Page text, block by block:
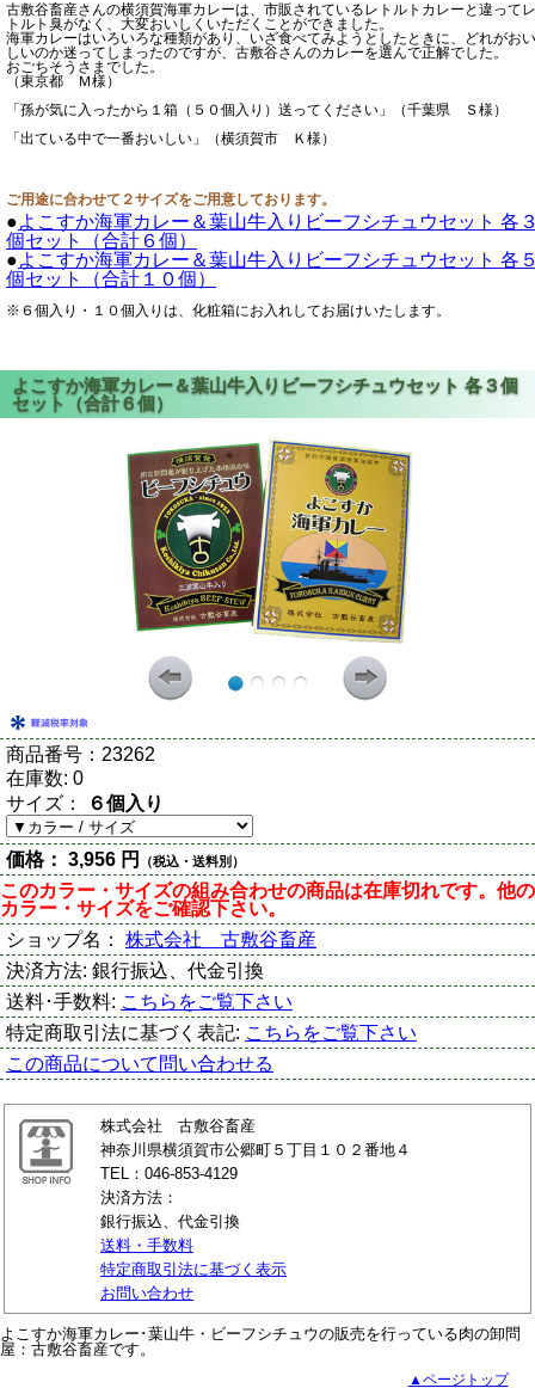
古敷谷畜産さんの横須賀海軍カレーは、市販されているレトルトカレーと違ってレ
トルト臭がなく、大変おいしくいただくことができました。
海軍カレーはいろいろな種類があり、いざ食べてみようとしたときに、どれがおい
しいのか迷ってしまったのですが、古敷谷さんのカレーを選んで正解でした。
おごちそうさまでした。
（東京都 Ｍ様）
「孫が気に入ったから１箱（５０個入り）送ってください」（千葉県 Ｓ様）
「出ている中で一番おいしい」（横須賀市 Ｋ様）
ご用途に合わせて２サイズをご用意しております。
●よこすか海軍カレー＆葉山牛入りビーフシチュウセット 各
個セット（合計６個）
●よこすか海軍カレー＆葉山牛入りビーフシチュウセット 各
個セット（合計１０個）
※６個入り・１０個入りは、化粧箱にお入れしてお届けいたします。
商品番号： 23262
在庫数: 0
サイズ： ６個入り
価格： 3,956 円 （税込・送料別）
このカラー・サイズの組み合わせの商品は在庫切れです。他の
カラー・サイズをご確認下さい。
ショップ名： 株式会社 古敷谷畜産
決済方法: 銀行振込、代金引換
送料･手数料: こちらをご覧下さい
特定商取引法に基づく表記: こちらをご覧下さい
この商品について問い合わせる
株式会社 古敷谷畜産
神奈川県横須賀市公郷町５丁目１０２番地４
TEL：046-853-4129
決済方法：
銀行振込、代金引換
送料・手数料
特定商取引法に基づく表示
お問い合わせ
よこすか海軍カレー･葉山牛・ビーフシチュウの販売を行っている肉の卸問
屋：古敷谷畜産です。
▲ページトップ